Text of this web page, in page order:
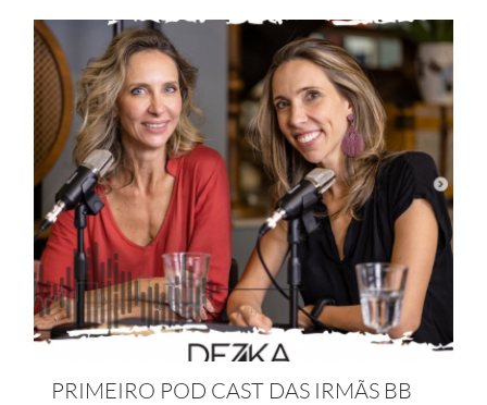
PRIMEIRO POD CAST DAS IRMÃS BB